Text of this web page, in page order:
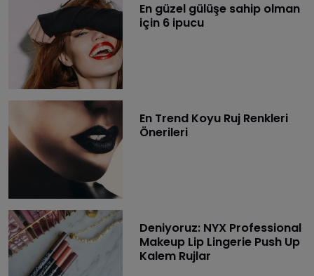
En güzel gülüşe sahip olman
için 6 ipucu
En Trend Koyu Ruj Renkleri
Önerileri
Deniyoruz: NYX Professional
Makeup Lip Lingerie Push Up
Kalem Rujlar